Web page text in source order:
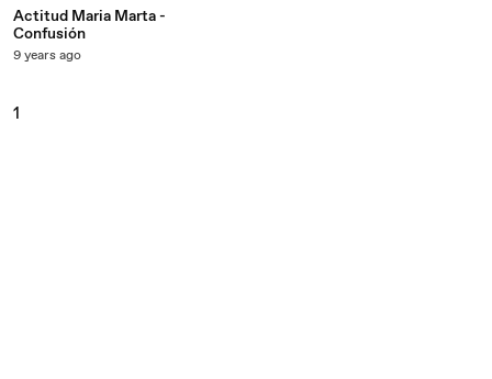
Actitud Maria Marta -
Confusión
9 years ago
1